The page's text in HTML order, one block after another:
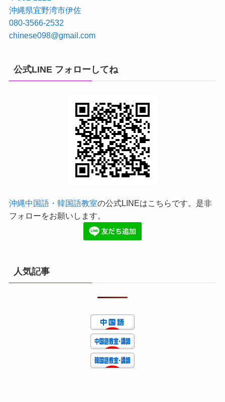
沖縄県宜野湾市伊佐
080-3566-2532
chinese098@gmail.com
公式LINE フォローしてね
沖縄中国語・韓国語教室の公式LINEはこちらです。是非
フォローをお願いします。
人気記事